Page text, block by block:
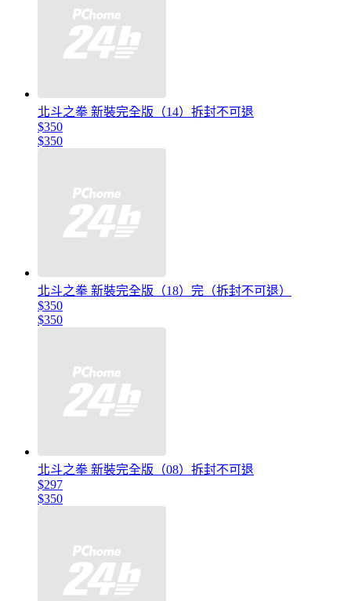
北斗之拳 新裝完全版（14）拆封不可退
$350
$350
北斗之拳 新裝完全版（18）完（拆封不可退）
$350
$350
北斗之拳 新裝完全版（08）拆封不可退
$297
$350